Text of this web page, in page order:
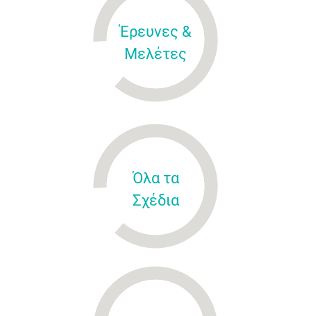
Έρευνες &
Μελέτες
Όλα τα
Σχέδια